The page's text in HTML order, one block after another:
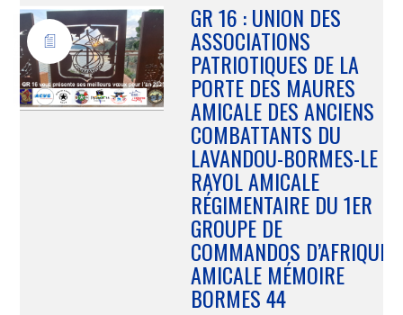
GR 16 : UNION DES
ASSOCIATIONS
PATRIOTIQUES DE LA
PORTE DES MAURES
AMICALE DES ANCIENS
COMBATTANTS DU
LAVANDOU-BORMES-LE
RAYOL AMICALE
RÉGIMENTAIRE DU 1ER
GROUPE DE
COMMANDOS D’AFRIQUE
AMICALE MÉMOIRE
BORMES 44